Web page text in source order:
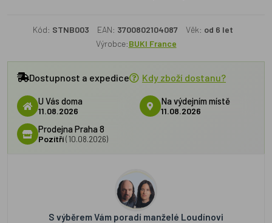
Kód: STNB003 EAN: 3700802104087 Věk: od 6 let
Výrobce:BUKI France
Dostupnost a expedice Kdy zboží dostanu?
U Vás doma
11.08.2026
Na výdejním místě
11.08.2026
Prodejna Praha 8
Pozítří(10.08.2026)
S výběrem Vám poradí manželé Loudínovi